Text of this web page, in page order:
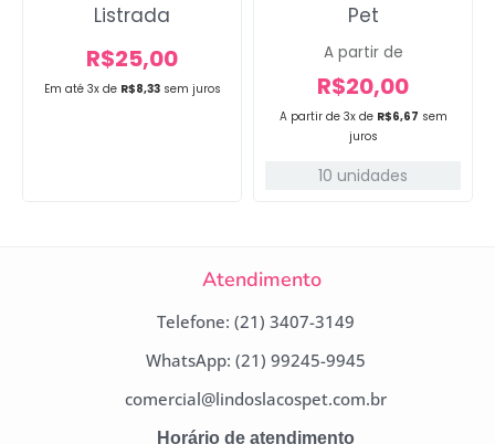
Em até 3x de R$8,33 sem juros
Listrada
R$25,00
A partir de 3x de R$6,67 sem
juros
Pet
A partir de
R$20,00
10 unidades
Atendimento
Telefone: (21) 3407-3149
WhatsApp: (21) 99245-9945
comercial@lindoslacospet.com.br
Horário de atendimento